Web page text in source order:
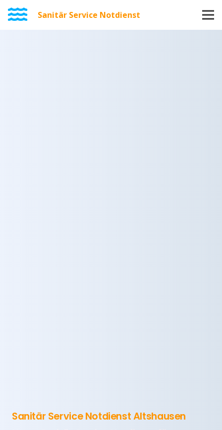
Sanitär Service Notdienst
Sanitär Service Notdienst Altshausen